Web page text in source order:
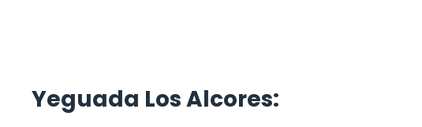
Yeguada Los Alcores: